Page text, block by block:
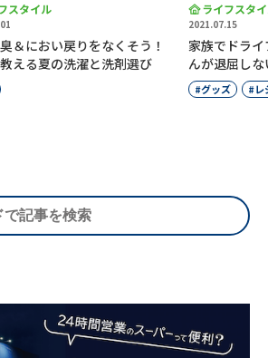
スタイル
＆におい戻りをなくそう！
える夏の洗濯と洗剤選び
ライフスタ
2021.07.15
家族でドラ
んが退屈し
グッズ レ